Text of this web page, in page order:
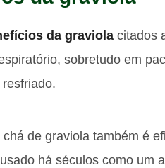
da graviola citados
sobretudo em
de graviola também é
há séculos como um